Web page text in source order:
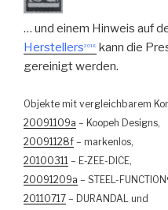
… und einem Hinweis auf
Herstellers2018
kann die
gereinigt werden.
Objekte mit vergleichbarem
20091109a – Koopeh Designs,
20091128f – markenlos,
20100311 – E-ZEE-DICE,
20091209a – STEEL-
20110717 – DURANDAL und